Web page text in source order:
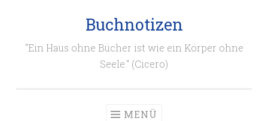
Buchnotizen
"Ein Haus ohne Bücher ist wie ein Körper ohne
Seele." (Cicero)
MENÜ